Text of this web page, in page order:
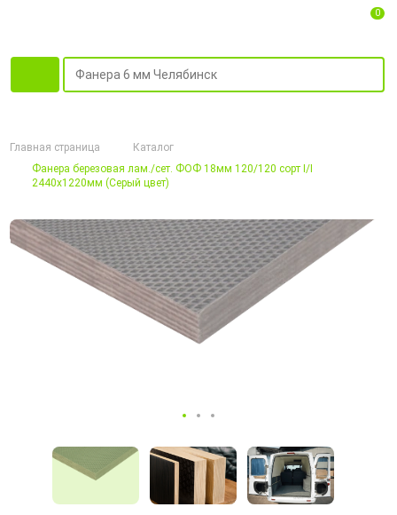
0
Главная страница
Каталог
Фанера березовая лам./сет. ФОФ 18мм 120/120 сорт I/I
2440х1220мм (Серый цвет)